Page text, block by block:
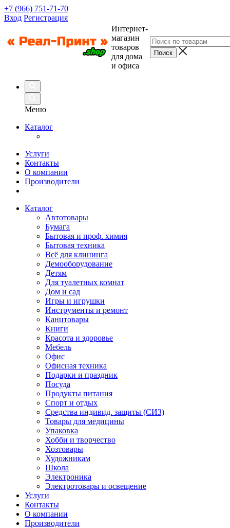
+7 (966) 751-71-70
Вход Регистрация
Интернет-
магазин
товаров
для дома
и офиса
Меню
Каталог
Услуги
Контакты
О компании
Производители
Каталог
Автотовары
Бумага
Бытовая и проф. химия
Бытовая техника
Всё для клининга
Демооборудование
Детям
Для туалетных комнат
Дом и сад
Игры и игрушки
Инструменты и ремонт
Канцтовары
Книги
Красота и здоровье
Мебель
Офис
Офисная техника
Подарки и праздник
Посуда
Продукты питания
Спорт и отдых
Средства индивид. защиты (СИЗ)
Товары для медицины
Упаковка
Хобби и творчество
Хозтовары
Художникам
Школа
Электроника
Электротовары и освещение
Услуги
Контакты
О компании
Производители